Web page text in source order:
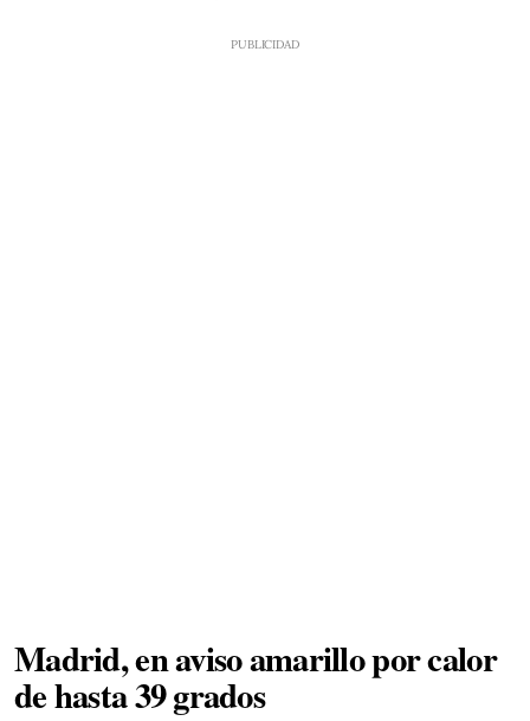
Madrid, en aviso amarillo por calor
de hasta 39 grados